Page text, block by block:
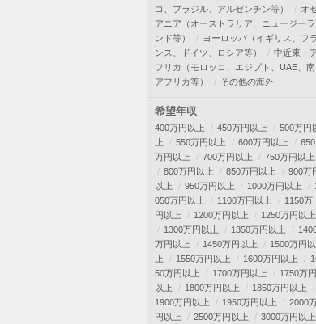
コ、ブラジル、アルゼンチン等）
オ
アニア（オーストラリア、ニュージーラ
ンド等）
ヨーロッパ（イギリス、フラ
ンス、ドイツ、ロシア等）
中近東・
フリカ（モロッコ、エジプト、UAE、南
アフリカ等）
その他の海外
希望年収
400万円以上 450万円以上
500万円
上
550万円以上 600万円以上
650
万円以上
700万円以上
750万円以上
800万円以上
850万円以上
900万
以上
950万円以上 1000万円以上
050万円以上
1100万円以上
1150万
円以上
1200万円以上
1250万円以上
1300万円以上
1350万円以上
万円以上
1450万円以上
1500万円以
上
1550万円以上 1600万円以上
50万円以上
1700万円以上
1750万円
以上
1800万円以上
1850万円以上
1900万円以上
1950万円以上
2000
円以上
2500万円以上
3000万円以上